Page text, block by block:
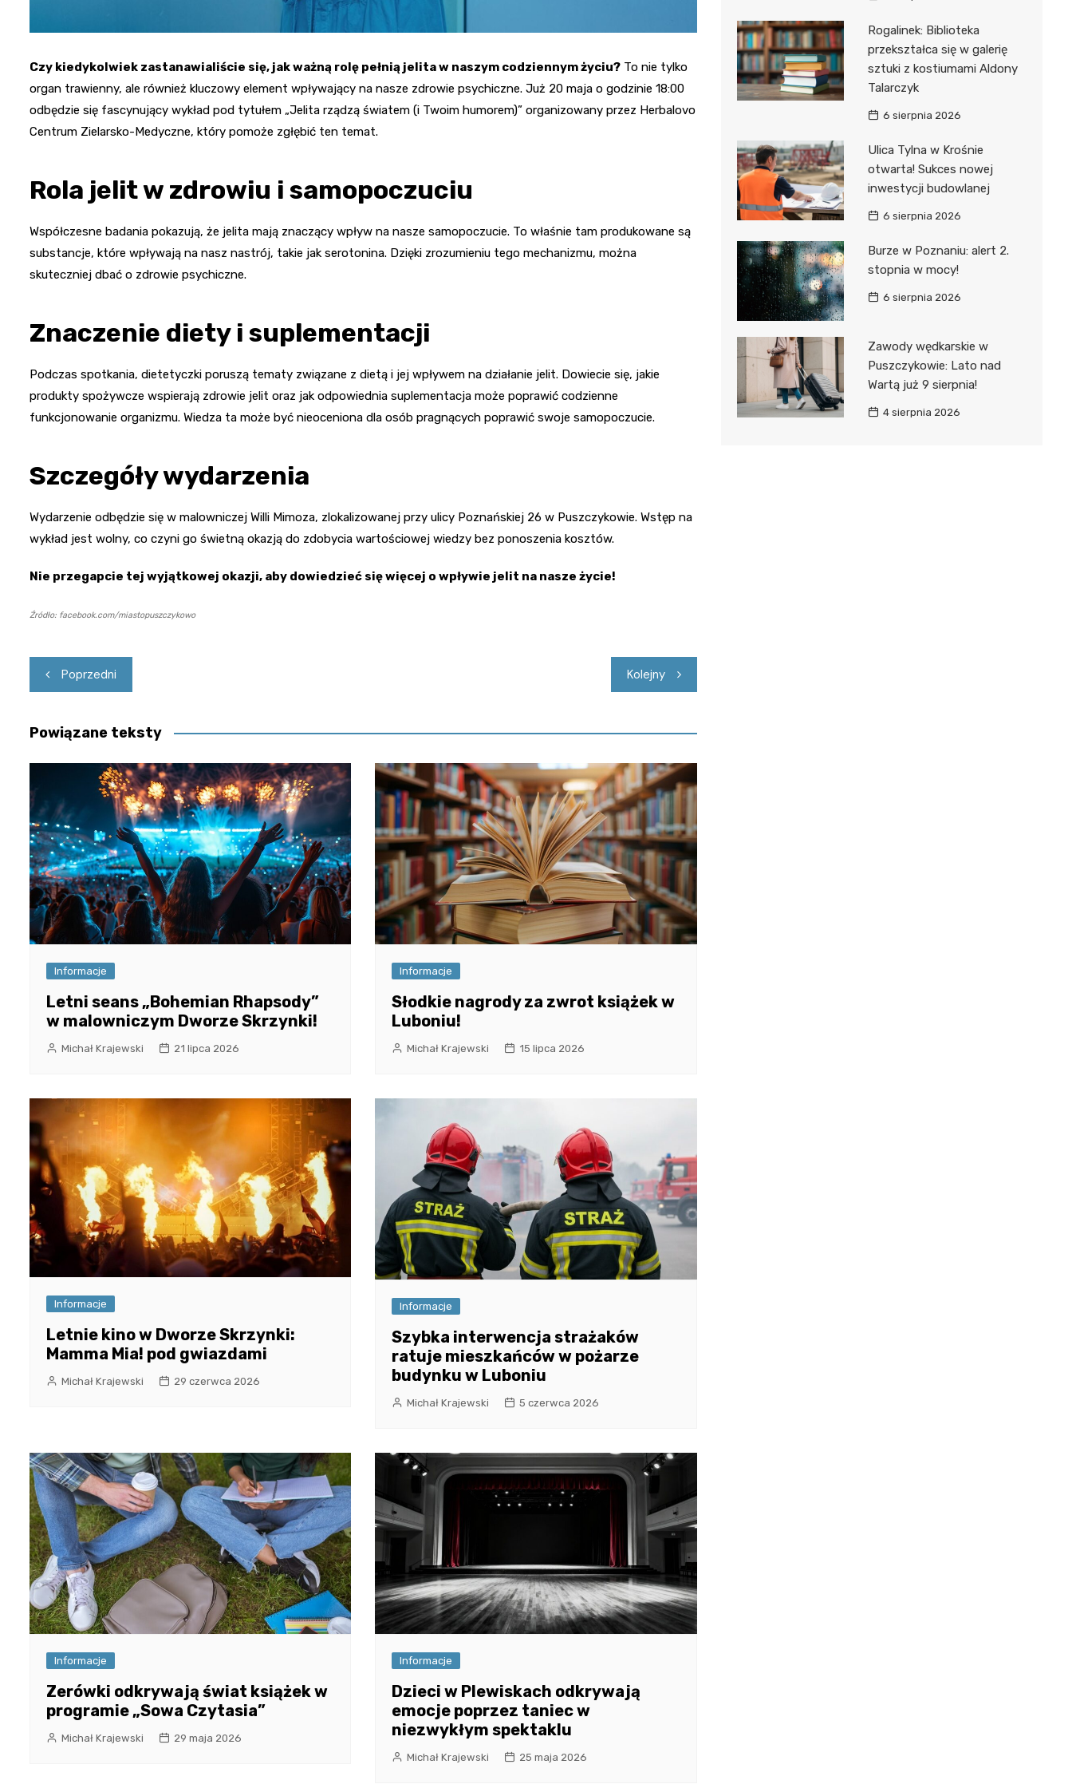
Czy kiedykolwiek zastanawialiście się, jak ważną rolę pełnią jelita w naszym codziennym życiu? To nie tylko
organ trawienny, ale również kluczowy element wpływający na nasze zdrowie psychiczne. Już 20 maja o godzinie 18:00
odbędzie się fascynujący wykład pod tytułem „Jelita rządzą światem (i Twoim humorem)” organizowany przez Herbalovo
Centrum Zielarsko-Medyczne, który pomoże zgłębić ten temat.
Rola jelit w zdrowiu i samopoczuciu
Współczesne badania pokazują, że jelita mają znaczący wpływ na nasze samopoczucie. To właśnie tam produkowane są
substancje, które wpływają na nasz nastrój, takie jak serotonina. Dzięki zrozumieniu tego mechanizmu, można
skuteczniej dbać o zdrowie psychiczne.
Znaczenie diety i suplementacji
Podczas spotkania, dietetyczki poruszą tematy związane z dietą i jej wpływem na działanie jelit. Dowiecie się, jakie
produkty spożywcze wspierają zdrowie jelit oraz jak odpowiednia suplementacja może poprawić codzienne
funkcjonowanie organizmu. Wiedza ta może być nieoceniona dla osób pragnących poprawić swoje samopoczucie.
Szczegóły wydarzenia
Wydarzenie odbędzie się w malowniczej Willi Mimoza, zlokalizowanej przy ulicy Poznańskiej 26 w Puszczykowie. Wstęp na
wykład jest wolny, co czyni go świetną okazją do zdobycia wartościowej wiedzy bez ponoszenia kosztów.
Nie przegapcie tej wyjątkowej okazji, aby dowiedzieć się więcej o wpływie jelit na nasze życie!
Źródło: facebook.com/miastopuszczykowo
Nawigacja
wpisu
Poprzedni Kolejny
Powiązane teksty
Informacje
Letni seans „Bohemian Rhapsody”
w malowniczym Dworze Skrzynki!
Michał Krajewski 21 lipca 2026
Informacje
Słodkie nagrody za zwrot książek w
Luboniu!
Michał Krajewski 15 lipca 2026
Informacje
Letnie kino w Dworze Skrzynki:
Mamma Mia! pod gwiazdami
Michał Krajewski 29 czerwca 2026
Informacje
Szybka interwencja strażaków
ratuje mieszkańców w pożarze
budynku w Luboniu
Michał Krajewski 5 czerwca 2026
Informacje
Zerówki odkrywają świat książek w
programie „Sowa Czytasia”
Michał Krajewski 29 maja 2026
Informacje
Dzieci w Plewiskach odkrywają
emocje poprzez taniec w
niezwykłym spektaklu
Michał Krajewski 25 maja 2026
Rogalinek: Biblioteka
przekształca się w galerię
sztuki z kostiumami Aldony
Talarczyk
6 sierpnia 2026
Ulica Tylna w Krośnie
otwarta! Sukces nowej
inwestycji budowlanej
6 sierpnia 2026
Burze w Poznaniu: alert 2.
stopnia w mocy!
6 sierpnia 2026
Zawody wędkarskie w
Puszczykowie: Lato nad
Wartą już 9 sierpnia!
4 sierpnia 2026